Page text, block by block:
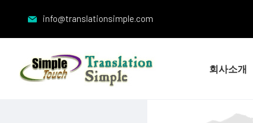
info@translationsimple.com
회사소개